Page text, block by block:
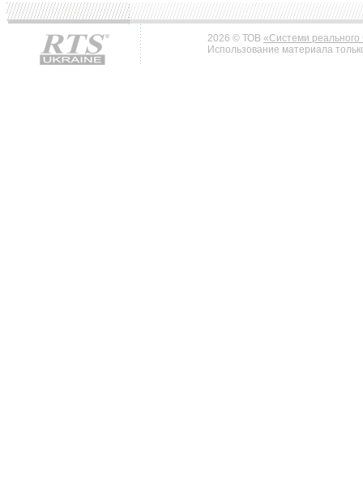
2026 © ТОВ «Системи реального
Использование материала